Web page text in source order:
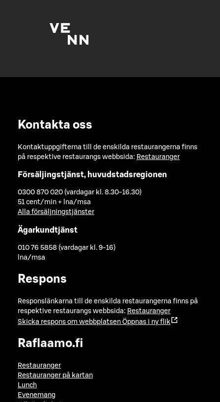
Kontakta oss
Kontaktuppgifterna till de enskilda restaurangerna finns
på respektive restaurangs webbsida: Restauranger
Försäljingstjänst, huvudstadsregionen
0300 870 020 (vardagar kl. 8.30-16.30)
51 cent/min + lna/msa
Alla försäljningstjänster
Ägarkundtjänst
010 76 5858 (vardagar kl. 9-16)
lna/msa
Respons
Responslänkarna till de enskilda restaurangerna finns på
respektive restaurangs webbsida: Restauranger
Skicka respons om webbplatsen Öppnas i ny flik
Raflaamo.fi
Restauranger
Restauranger på kartan
Lunch
Evenemang